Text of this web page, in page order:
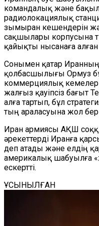
командалық және
радиолокациялық
зымыран кешендерін
сақшылары корпусына
қайықты нысанаға алған
Сонымен қатар Иранның
қолбасшылығы Ормуз
коммерциялық кемелер
жалғыз қауіпсіз бағыт
алға тартып, бұл
тың араласуына жол
Иран армиясы АҚШ
әрекеттерді Иранға
деп атады және елдің
америкалық шабуылға
ескертті.
ҰСЫНЫЛҒАН